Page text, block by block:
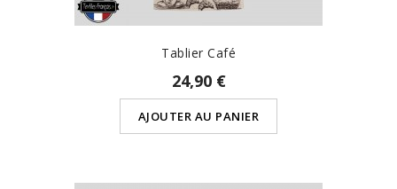
Tablier Café
24,90 €
AJOUTER AU PANIER